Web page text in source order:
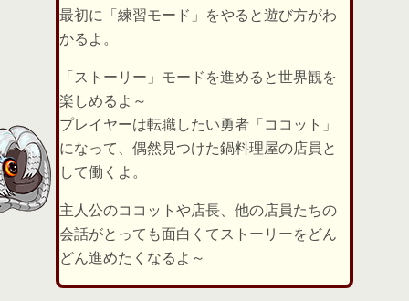
最初に「練習モード」をやると遊び方がわ
かるよ。
「ストーリー」モードを進めると世界観を
楽しめるよ～
プレイヤーは転職したい勇者「ココット」
になって、偶然見つけた鍋料理屋の店員と
して働くよ。
主人公のココットや店長、他の店員たちの
会話がとっても面白くてストーリーをどん
どん進めたくなるよ～